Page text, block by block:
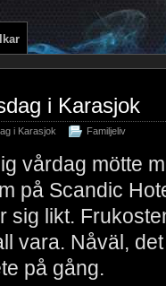
i Karasjok
i Karasjok Familjeliv
vårdag mötte
på Scandic
sig likt.
vara. Nåväl,
på gång.